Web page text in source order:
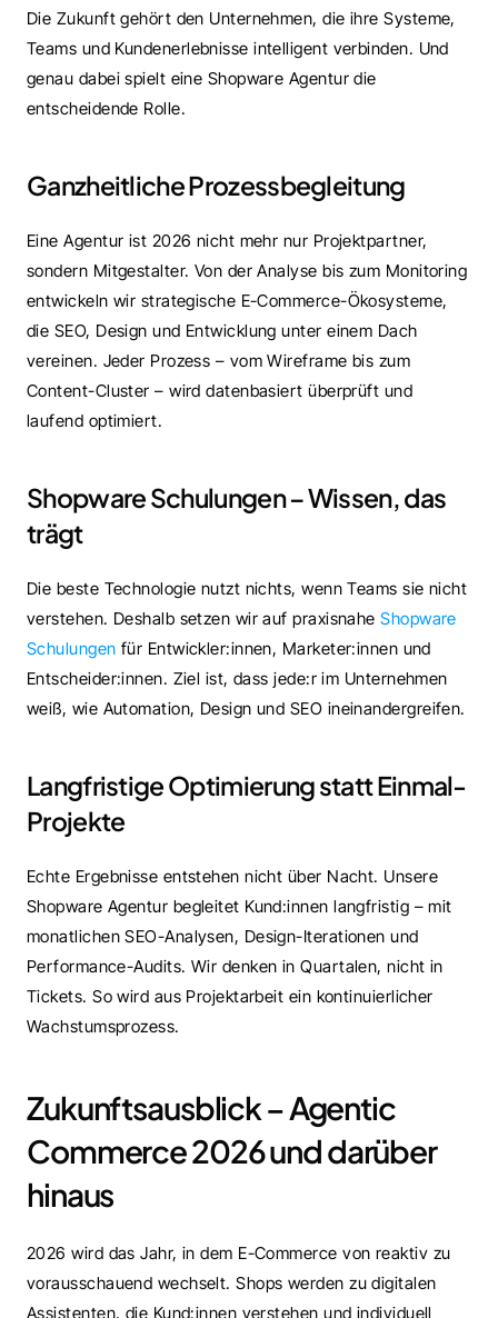
Die Zukunft gehört den Unternehmen, die ihre Systeme,
Teams und Kundenerlebnisse intelligent verbinden. Und
genau dabei spielt eine Shopware Agentur die
entscheidende Rolle.
Ganzheitliche Prozessbegleitung
Eine Agentur ist 2026 nicht mehr nur Projektpartner,
sondern Mitgestalter. Von der Analyse bis zum Monitoring
entwickeln wir strategische E-Commerce-Ökosysteme,
die SEO, Design und Entwicklung unter einem Dach
vereinen. Jeder Prozess – vom Wireframe bis zum
Content-Cluster – wird datenbasiert überprüft und
laufend optimiert.
Shopware Schulungen – Wissen, das
trägt
Die beste Technologie nutzt nichts, wenn Teams sie nicht
verstehen. Deshalb setzen wir auf praxisnahe Shopware
Schulungen für Entwickler:innen, Marketer:innen und
Entscheider:innen. Ziel ist, dass jede:r im Unternehmen
weiß, wie Automation, Design und SEO ineinandergreifen.
Langfristige Optimierung statt Einmal-
Projekte
Echte Ergebnisse entstehen nicht über Nacht. Unsere
Shopware Agentur begleitet Kund:innen langfristig – mit
monatlichen SEO-Analysen, Design-Iterationen und
Performance-Audits. Wir denken in Quartalen, nicht in
Tickets. So wird aus Projektarbeit ein kontinuierlicher
Wachstumsprozess.
Zukunftsausblick – Agentic
Commerce 2026 und darüber
hinaus
2026 wird das Jahr, in dem E-Commerce von reaktiv zu
vorausschauend wechselt. Shops werden zu digitalen
Assistenten, die Kund:innen verstehen und individuell